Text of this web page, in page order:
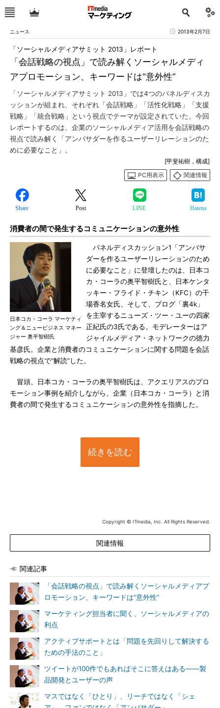
ニュース 2013年2月7日
「会話戦略の視点」で読み解くソーシャルメディ
アプロモーション、キーワードは“意外性”
「ソーシャルメディアサミット 2013」レポート
「ソーシャルメディアサミット 2013」では4つのパネルディスカ
ッションが組まれ、それぞれ「会話戦略」「活性化戦略」「支援
戦略」「統合戦略」という視点でテーマが設定されていた。今回
レポートするのは、企業のソーシャルメディア活用を会話戦略の
視点で読み解く「アンバサダーを作るユーザーリレーションのた
めに必要なこと」。
[甲斐祐樹，構成]
PC用表示
関連情報
Share Post LINE Hatena
消費者の間で発生するコミュニケーションの意外性
日本コカ・コーラ マーケティ
ング＆ニュービジネス マネー
ジャー 奥平智樹氏
パネルディスカッション1「アンバサ
ダーを作るユーザーリレーションのため
に必要なこと」に登壇したのは、日本コ
カ・コーラの奥平智樹氏と、日本ケンタ
ッキー・フライド・チキン（KFC）の干
場香名女氏、そして、ブログ「裏4k」
を主宰するニューズ・ツー・ユーの四家
正紀氏の3氏である。モデレーターはア
ジャイルメディア・ネットワークの徳力
基彦氏。企業と消費者のコミュニケーションに関する問題を会話
戦略の視点で“解読”した。
冒頭、日本コカ・コーラの奥平智樹氏は、アクエリアスのプロ
モーション事例を紹介しながら、企業（日本コカ・コーラ）と消
費者の間で発生するコミュニケーションの意外性を指摘した。
続きを読む
Copyright © ITmedia, Inc. All Rights Reserved.
関連情報
関連記事
「会話戦略の視点」で読み解くソーシャルメディアプ
ロモーション、キーワードは“意外性”
マーケティング担当者に聞く、ソーシャルメディアの
利点
アクティブサポートとは「問題を先回りして解決する
ための手法のこと」
ツイートが100件でもあればそこに答えはある――製
品開発とユーザーの声
マスではなく「ひとり」、リーチではなく「シェ